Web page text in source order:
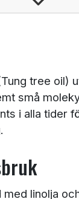
tree oil)
små
i alla tider
med linolja